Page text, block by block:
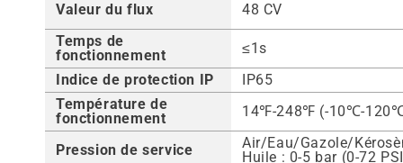
Valeur du flux 48 CV
Temps de
fonctionnement
≤1s
Indice de protection IP
IP65
Température de
fonctionnement
14℉-248℉ (-10℃-
Pression de service
Air/Eau/Gazole/
Huile : 0-5 bar (0-72